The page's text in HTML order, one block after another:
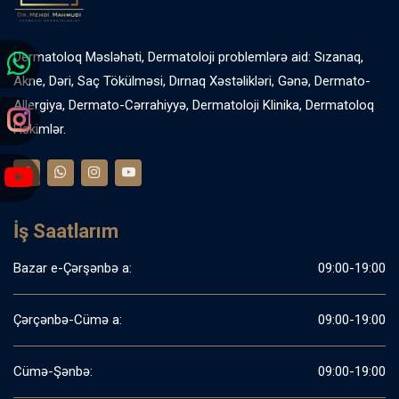
Dermatoloq Məsləhəti, Dermatoloji problemlərə aid: Sızanaq,
Akne, Dəri, Saç Tökülməsi, Dırnaq Xəstəlikləri, Gənə, Dermato-
Allergiya, Dermato-Cərrahiyyə, Dermatoloji Klinika, Dermatoloq
Həkimlər.
İş Saatlarım
Bazar e-Çərşənbə a: 09:00-19:00
Çərçənbə-Cümə a: 09:00-19:00
Cümə-Şənbə: 09:00-19:00